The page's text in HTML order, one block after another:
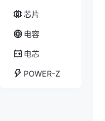
芯片
电容
电芯
POWER-Z